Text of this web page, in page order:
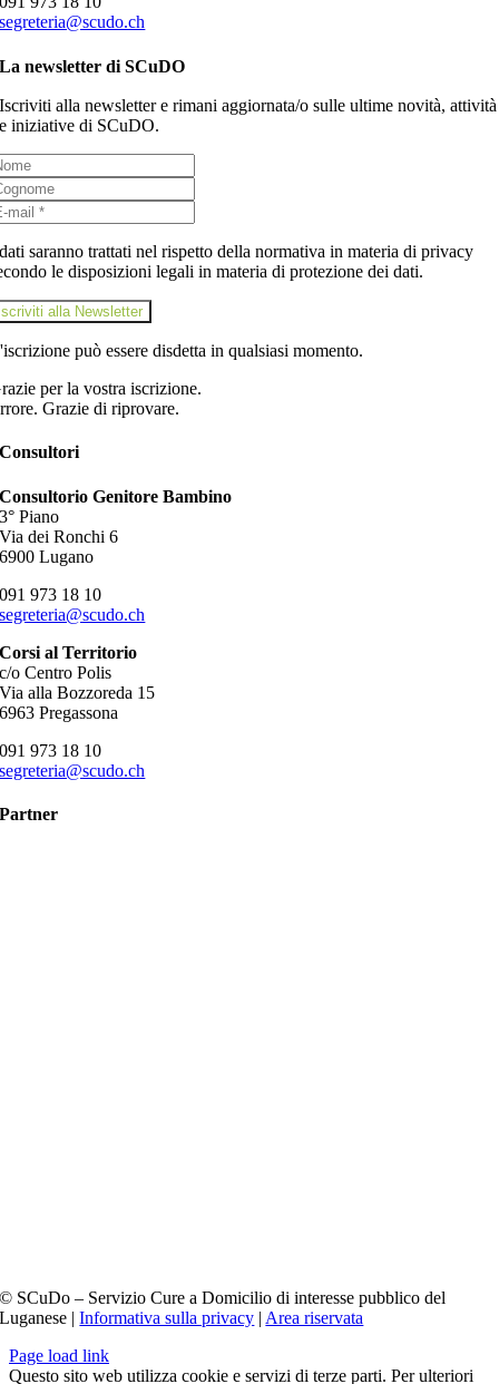
segreteria@scudo.ch
La newsletter di SCuDO
Iscriviti alla newsletter e rimani aggiornata/o sulle ultime novità, attività
e iniziative di SCuDO.
saranno trattati nel rispetto della normativa in materia di privacy
le disposizioni legali in materia di protezione dei dati.
alla Newsletter
può essere disdetta in qualsiasi momento.
per la vostra iscrizione.
Grazie di riprovare.
Consultori
Consultorio Genitore Bambino
3° Piano
Via dei Ronchi 6
6900 Lugano
091 973 18 10
segreteria@scudo.ch
Corsi al Territorio
c/o Centro Polis
Via alla Bozzoreda 15
6963 Pregassona
091 973 18 10
segreteria@scudo.ch
Partner
© SCuDo – Servizio Cure a Domicilio di interesse pubblico del
Luganese |Informativa sulla privacy | Area riservata
Page load link
Questo sito web utilizza cookie e servizi di terze parti. Per ulteriori